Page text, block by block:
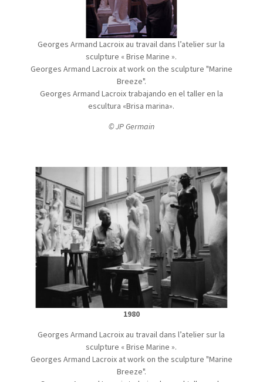
Georges Armand Lacroix au travail dans l’atelier sur la
sculpture « Brise Marine ».
Georges Armand Lacroix at work on the sculpture "Marine
Breeze".
Georges Armand Lacroix trabajando en el taller en la
escultura «Brisa marina».
© JP Germain
1980
Georges Armand Lacroix au travail dans l’atelier sur la
sculpture « Brise Marine ».
Georges Armand Lacroix at work on the sculpture "Marine
Breeze".